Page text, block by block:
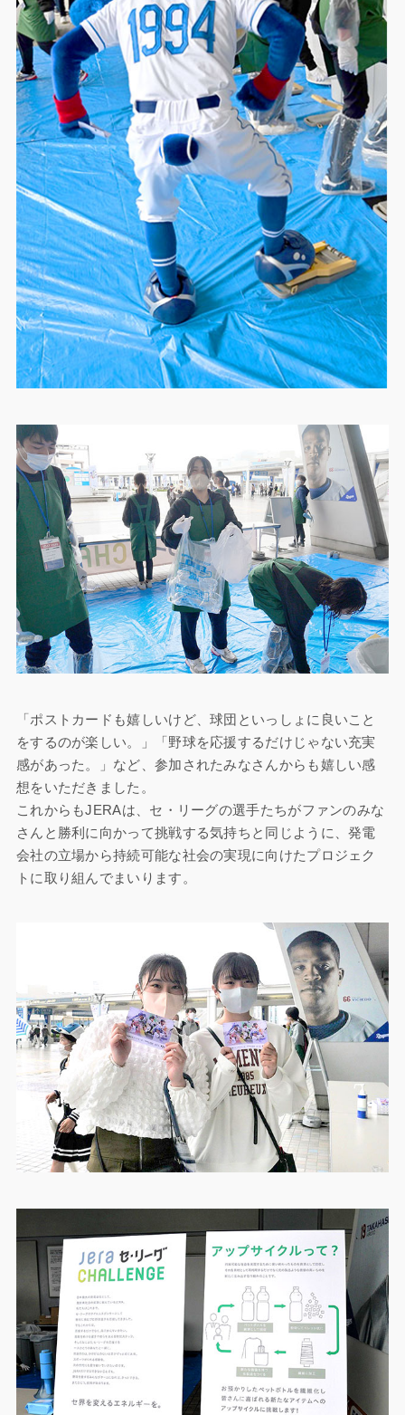
「ポストカードも嬉しいけど、球団といっしょに良いこと
をするのが楽しい。」「野球を応援するだけじゃない充実
感があった。」など、参加されたみなさんからも嬉しい感
想をいただきました。
これからもJERAは、セ・リーグの選手たちがファンのみな
さんと勝利に向かって挑戦する気持ちと同じように、発電
会社の立場から持続可能な社会の実現に向けたプロジェク
トに取り組んでまいります。